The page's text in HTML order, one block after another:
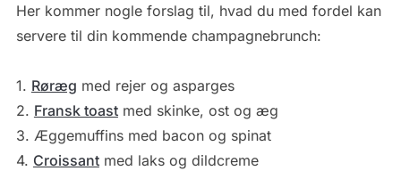
Her kommer nogle forslag til, hvad du med fordel kan
servere til din kommende champagnebrunch:
1. Røræg med rejer og asparges
2. Fransk toastmed skinke, ost og æg
3. Æggemuffins med bacon og spinat
4. Croissantmed laks og dildcreme